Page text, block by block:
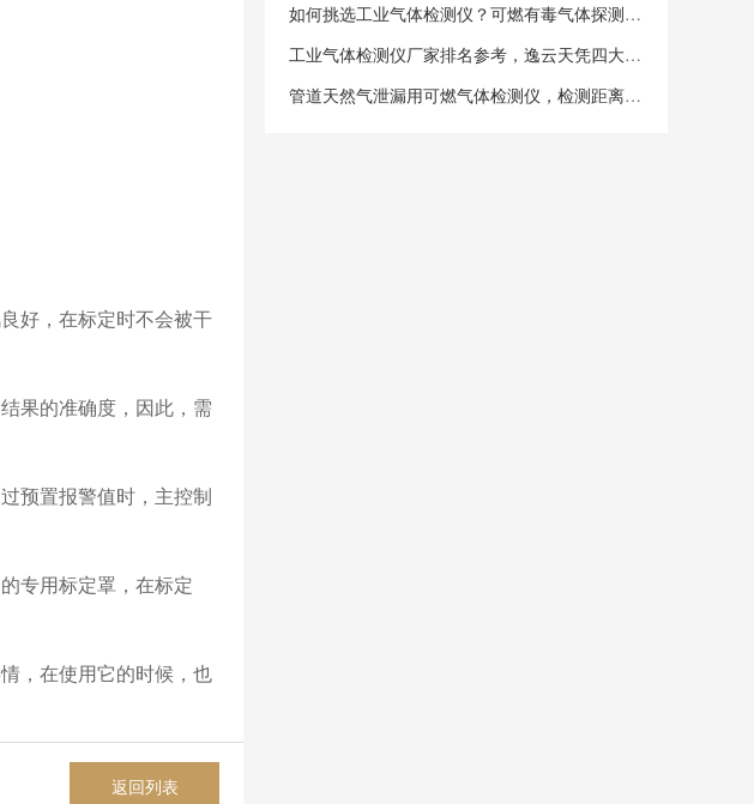
好，在标定时不会被干
果的准确度，因此，需
预置报警值时，主控制
专用标定罩，在标定
，在使用它的时候，也
返回列表
如何挑选工业气体检测仪？可燃有毒气体探测器选购指南
工业气体检测仪厂家排名参考，逸云天凭四大优势脱颖而出
管道天然气泄漏用可燃气体检测仪，检测距离有要求吗？